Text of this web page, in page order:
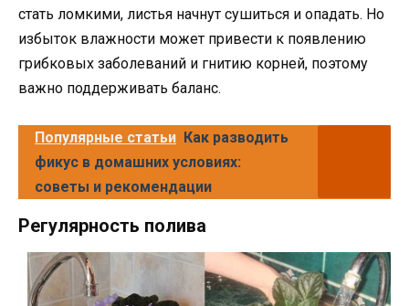
стать ломкими, листья начнут сушиться и опадать. Но
избыток влажности может привести к появлению
грибковых заболеваний и гнитию корней, поэтому
важно поддерживать баланс.
Популярные статьи Как разводить
фикус в домашних условиях:
советы и рекомендации
Регулярность полива